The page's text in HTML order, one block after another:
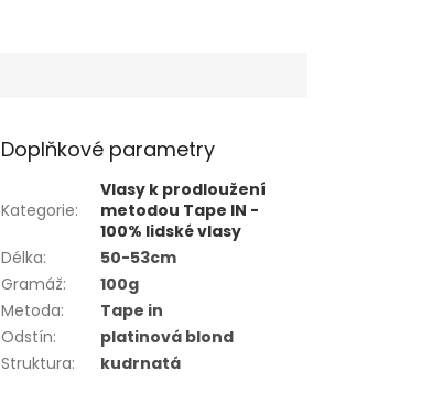
Doplňkové parametry
Kategorie:
Vlasy k prodloužení
metodou Tape IN -
100% lidské vlasy
Délka:
50-53cm
Gramáž:
100g
Metoda:
Tape in
Odstín:
platinová blond
Struktura: kudrnatá